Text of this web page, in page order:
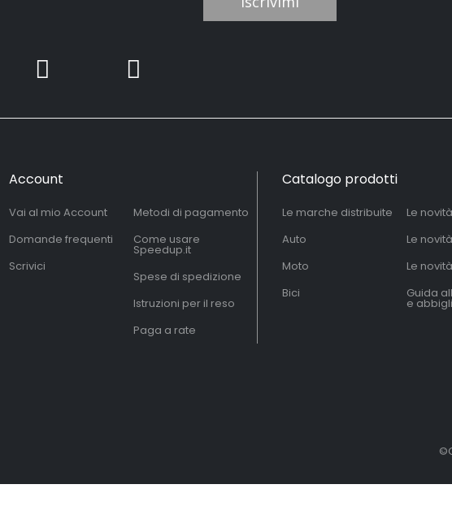
Account
Vai al mio Account
Domande frequenti
Scrivici
Metodi di pagamento
Come usare
Speedup.it
Spese di spedizione
Istruzioni per il reso
Paga a rate
Catalogo prodotti
Le marche distribuite
Auto
Moto
Bici
Le
Le
Le
Guida
e